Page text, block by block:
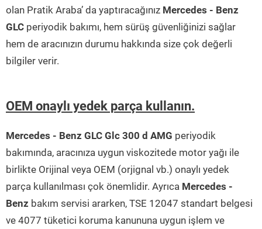
olan Pratik Araba’ da yaptıracağınız Mercedes - Benz
GLC periyodik bakımı, hem sürüş güvenliğinizi sağlar
hem de aracınızın durumu hakkında size çok değerli
bilgiler verir.
OEM onaylı yedek parça kullanın.
Mercedes - Benz GLC Glc 300 d AMG periyodik
bakımında, aracınıza uygun viskozitede motor yağı ile
birlikte Orijinal veya OEM (orjignal vb.) onaylı yedek
parça kullanılması çok önemlidir. Ayrıca Mercedes -
Benz bakım servisi ararken, TSE 12047 standart belgesi
ve 4077 tüketici koruma kanununa uygun işlem ve